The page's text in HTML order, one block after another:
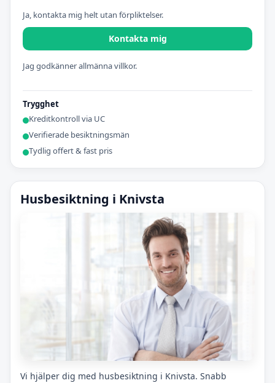
Ja, kontakta mig helt utan förpliktelser.
Kontakta mig
Jag godkänner allmänna villkor.
Trygghet
Kreditkontroll via UC
Verifierade besiktningsmän
Tydlig offert & fast pris
Husbesiktning i Knivsta
Vi hjälper dig med husbesiktning i Knivsta. Snabb